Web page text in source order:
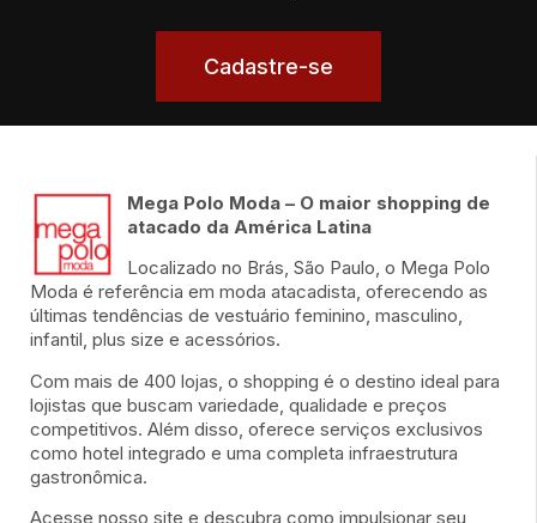
Cadastre-se
Mega Polo Moda – O maior shopping de
atacado da América Latina
Localizado no Brás, São Paulo, o Mega Polo
Moda é referência em moda atacadista, oferecendo as
últimas tendências de vestuário feminino, masculino,
infantil, plus size e acessórios.
Com mais de 400 lojas, o shopping é o destino ideal para
lojistas que buscam variedade, qualidade e preços
competitivos. Além disso, oferece serviços exclusivos
como hotel integrado e uma completa infraestrutura
gastronômica.
Acesse nosso site e descubra como impulsionar seu